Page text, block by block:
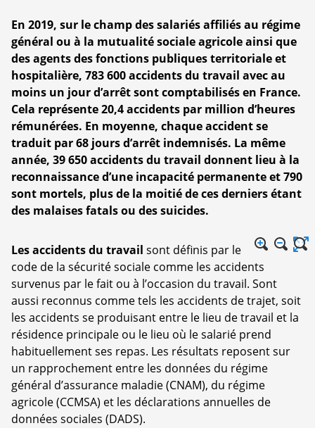
En 2019, sur le champ des salariés affiliés au régime
général ou à la mutualité sociale agricole ainsi que
des agents des fonctions publiques territoriale et
hospitalière, 783 600 accidents du travail avec au
moins un jour d’arrêt sont comptabilisés en France.
Cela représente 20,4 accidents par million d’heures
rémunérées. En moyenne, chaque accident se
traduit par 68 jours d’arrêt indemnisés. La même
année, 39 650 accidents du travail donnent lieu à la
reconnaissance d’une incapacité permanente et 790
sont mortels, plus de la moitié de ces derniers étant
des malaises fatals ou des suicides.
Les accidents du travail sont définis par le
code de la sécurité sociale comme les accidents
survenus par le fait ou à l’occasion du travail. Sont
aussi reconnus comme tels les accidents de trajet, soit
les accidents se produisant entre le lieu de travail et la
résidence principale ou le lieu où le salarié prend
habituellement ses repas. Les résultats reposent sur
un rapprochement entre les données du régime
général d’assurance maladie (CNAM), du régime
agricole (CCMSA) et les déclarations annuelles de
données sociales (DADS).